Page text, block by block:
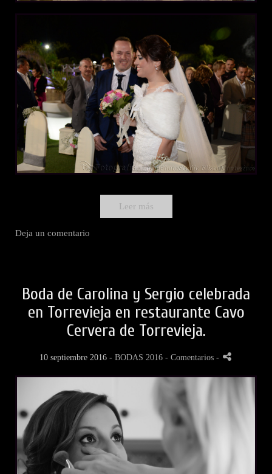
Leer más
Deja un comentario
Boda de Carolina y Sergio celebrada
en Torrevieja en restaurante Cavo
Cervera de Torrevieja.
10 septiembre 2016 - BODAS 2016 - Comentarios -